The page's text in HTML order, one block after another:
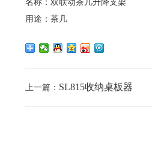
名称：双联动茶几升降支架
用途：茶几
上一篇： SL815收纳桌板器